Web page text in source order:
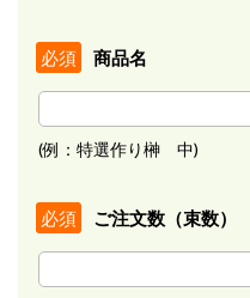
商品名
必須
(例：特選作り榊 中)
ご注文数（束数）
必須